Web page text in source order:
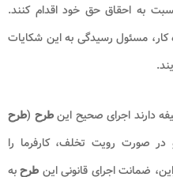
نسبت به احقاق حق خود اقدام کنند.
مسئول رسیدگی به این شکایات
دارند اجرای صحیح اینطرح (طرح
صورت رویت تخلف، کارفرما را
ضمانت اجرای قانونی این طرحبه